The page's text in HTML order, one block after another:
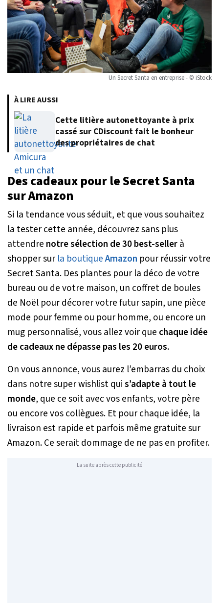
Un Secret Santa en entreprise - © iStock
À LIRE AUSSI
Cette litière autonettoyante à prix
cassé sur CDiscount fait le bonheur
des propriétaires de chat
Des cadeaux pour le Secret Santa
sur Amazon
Si la tendance vous séduit, et que vous souhaitez
la tester cette année, découvrez sans plus
attendre notre sélection de 30 best-sellerà
shopper sur la boutiqueAmazon pour réussir votre
Secret Santa. Des plantes pour la déco de votre
bureau ou de votre maison, un coffret de boules
de Noël pour décorer votre futur sapin, une pièce
mode pour femme ou pour homme, ou encore un
mug personnalisé, vous allez voir que chaque idée
de cadeaux ne dépasse pas les 20 euros.
On vous annonce, vous aurez l’embarras du choix
dans notre super wishlist quis’adapte à tout le
monde, que ce soit avec vos enfants, votre père
ou encore vos collègues. Et pour chaque idée, la
livraison est rapide et parfois même gratuite sur
Amazon. Ce serait dommage de ne pas en profiter.
La suite après cette publicité